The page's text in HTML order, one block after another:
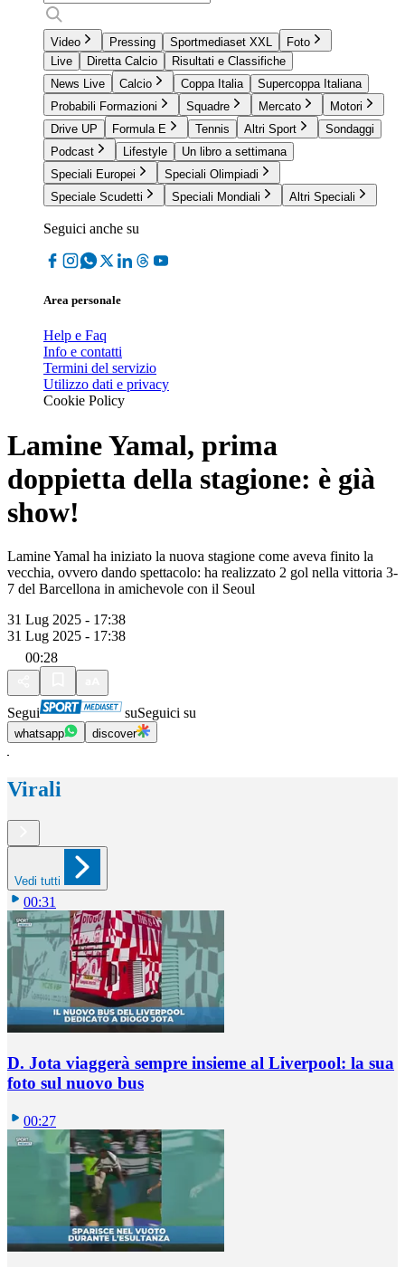
Video Pressing Sportmediaset XXL
Foto
Live
Diretta Calcio
Risultati e Classifiche
News Live
Calcio Coppa Italia
Supercoppa Italiana
Probabili Formazioni
Squadre Mercato
Motori
Drive UP
Formula E Tennis Altri Sport
Sondaggi
Podcast
Lifestyle
Un libro a settimana
Speciali Europei
Speciali Olimpiadi
Speciale Scudetti
Speciali Mondiali Altri Speciali
Seguici anche su
Area personale
Help e Faq
Info e contatti
Termini del servizio
Utilizzo dati e privacy
Cookie Policy
Lamine Yamal, prima
doppietta della stagione: è già
show!
Lamine Yamal ha iniziato la nuova stagione come aveva finito la
vecchia, ovvero dando spettacolo: ha realizzato 2 gol nella vittoria 3-
7 del Barcellona in amichevole con il Seoul
31 Lug 2025 - 17:38
31 Lug 2025 - 17:38
00:28
Segui suSeguici su
whatsapp discover
Virali
Vedi tutti
00:31
D. Jota viaggerà sempre insieme al Liverpool: la sua
foto sul nuovo bus
00:27